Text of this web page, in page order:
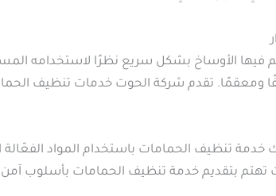
فيها الأوساخ بشكل سريع نظرًا لاستخدامه
ومعقمًا. تقدم شركة الحوت خدمات تنظيف
تنظيف الحمامات باستخدام المواد الفعّالة
بتقديم خدمة تنظيف الحمامات بأسلوب